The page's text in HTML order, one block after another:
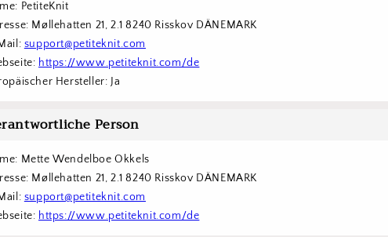
PetiteKnit
Møllehatten 21, 2.1 8240 Risskov DÄNEMARK
support@petiteknit.com
https://www.petiteknit.com/de
Hersteller: Ja
Person
Mette Wendelboe Okkels
Møllehatten 21, 2.1 8240 Risskov DÄNEMARK
support@petiteknit.com
https://www.petiteknit.com/de